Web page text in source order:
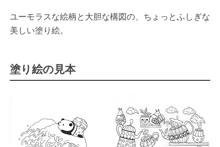
ユーモラスな絵柄と大胆な構図の、ちょっとふしぎな
美しい塗り絵。
塗り絵の見本